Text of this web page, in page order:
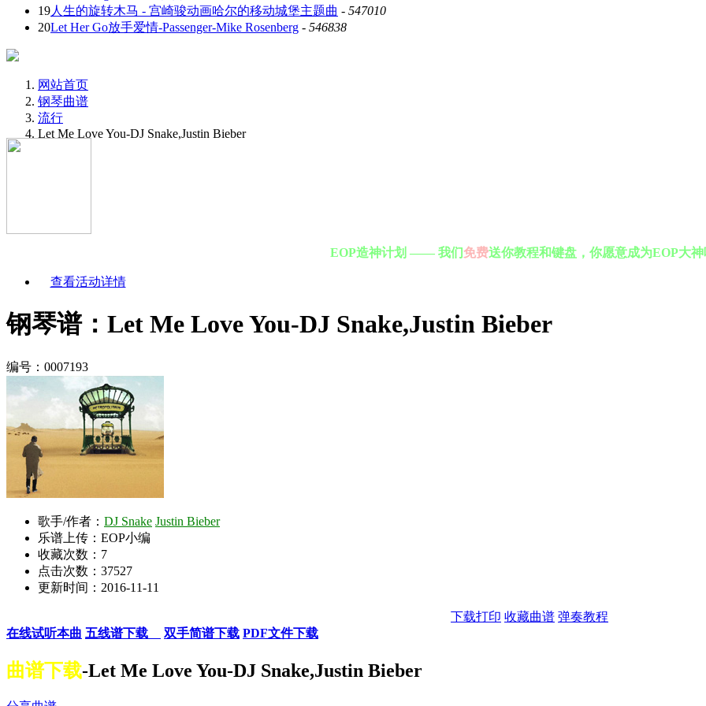
19人生的旋转木马 - 宫崎骏动画哈尔的移动城堡主题曲 - 547010
20Let Her Go放手爱情-Passenger-Mike Rosenberg - 546838
网站首页
钢琴曲谱
流行
Let Me Love You-DJ Snake,Justin Bieber
EOP造神计划 —— 我们免费送你教程和键盘，你愿意成为EOP大
查看活动详情
钢琴谱：Let Me Love You-DJ Snake,Justin Bieber
编号：0007193
歌手/作者： DJ Snake Justin Bieber
乐谱上传：EOP小编
收藏次数： 7
点击次数：37527
更新时间：2016-11-11
下载打印 收藏曲谱 弹奏教程
在线试听本曲 五线谱下载 双手简谱下载 PDF文件下载
曲谱下载-Let Me Love You-DJ Snake,Justin Bieber